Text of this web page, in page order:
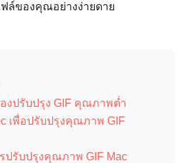
ล์ของคุณอย่างง่ายดาย
งปรับปรุง GIF คุณภาพต่ำ
เพื่อปรับปรุงคุณภาพ GIF
ปรับปรุงคุณภาพ GIF Mac